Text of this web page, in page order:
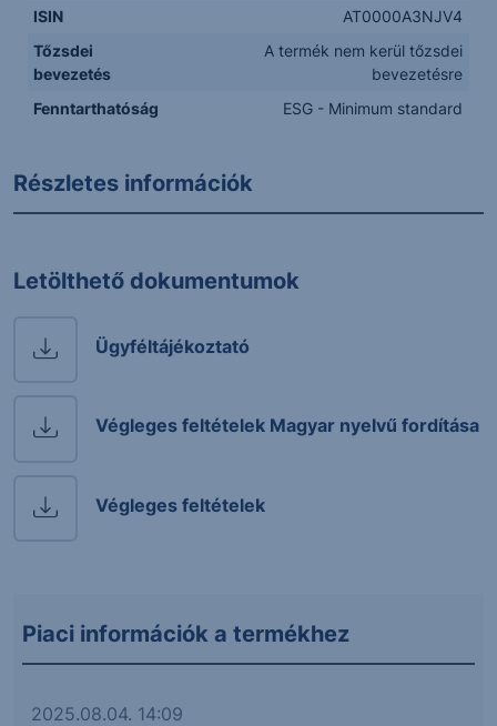
ISIN
AT0000A3NJV4
Tőzsdei
bevezetés
A termék nem kerül tőzsdei
bevezetésre
Fenntarthatóság
ESG - Minimum standard
Részletes információk
Letölthető dokumentumok
Ügyféltájékoztató
Végleges feltételek Magyar nyelvű fordítása
Végleges feltételek
Piaci információk a termékhez
2025.08.04. 14:09